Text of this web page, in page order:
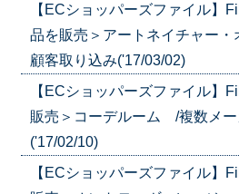
【ECショッパーズファイル
品を販売＞アートネイチャー
顧客取り込み('17/03/02)
【ECショッパーズファイル
販売＞コーデルーム /複数メ
('17/02/10)
【ECショッパーズファイル